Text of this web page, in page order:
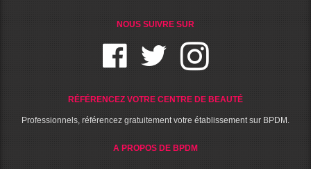
NOUS SUIVRE SUR
RÉFÉRENCEZ VOTRE CENTRE DE BEAUTÉ
Professionnels, référencez gratuitement votre établissement sur BPDM.
A PROPOS DE BPDM